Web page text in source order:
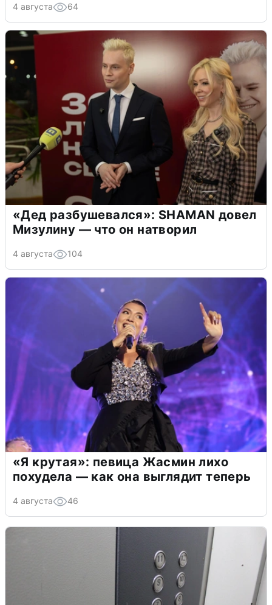
4 августа 64
«Дед разбушевался»: SHAMAN довел
Мизулину — что он натворил
4 августа 104
«Я крутая»: певица Жасмин лихо
похудела — как она выглядит теперь
4 августа 46